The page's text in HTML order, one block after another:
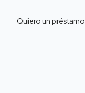
Quiero un préstamo